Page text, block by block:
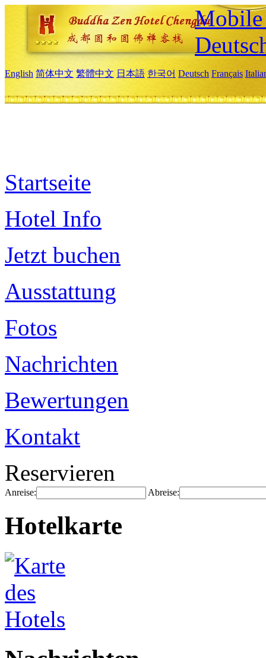
Mobile
English 简体中文 繁體中文 日本語 한국어 Deutsch Français
Startseite
Hotel Info
Jetzt buchen
Ausstattung
Fotos
Nachrichten
Bewertungen
Kontakt
Reservieren
Anreise: Abreise:
Hotelkarte